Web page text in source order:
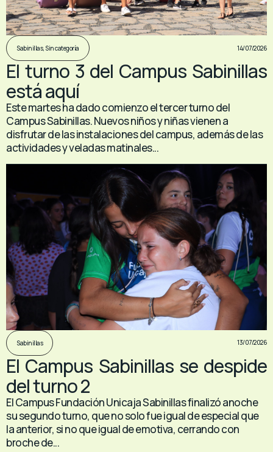
Sabinillas, Sin categoría 14/07/2026
El turno 3 del Campus Sabinillas
está aquí
Este martes ha dado comienzo el tercer turno del
Campus Sabinillas. Nuevos niños y niñas vienen a
disfrutar de las instalaciones del campus, además de las
actividades y veladas matinales...
Sabinillas 13/07/2026
El Campus Sabinillas se despide
del turno 2
El Campus Fundación Unicaja Sabinillas finalizó anoche
su segundo turno, que no solo fue igual de especial que
la anterior, si no que igual de emotiva, cerrando con
broche de...